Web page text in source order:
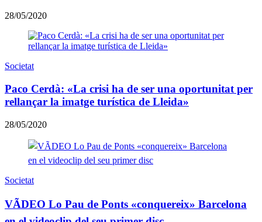
28/05/2020
Societat
Paco Cerdà: «La crisi ha de ser una oportunitat per
rellançar la imatge turística de Lleida»
28/05/2020
Societat
VÃDEO Lo Pau de Ponts «conquereix» Barcelona